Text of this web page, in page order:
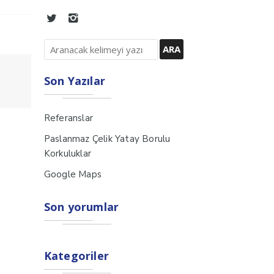
Son Yazılar
Referanslar
Paslanmaz Çelik Yatay Borulu
Korkuluklar
Google Maps
Son yorumlar
Kategoriler